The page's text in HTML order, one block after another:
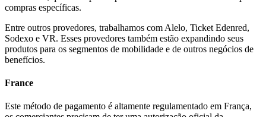
compras específicas.
Entre outros provedores, trabalhamos com Alelo, Ticket Edenred,
Sodexo e VR. Esses provedores também estão expandindo seus
produtos para os segmentos de mobilidade e de outros negócios de
benefícios.
France
Este método de pagamento é altamente regulamentado em França,